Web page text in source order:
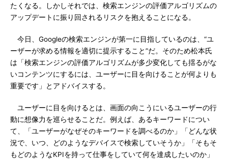
たくなる。しかしそれでは、検索エンジンの評価アルゴリズムの
アップデートに振り回されるリスクを抱えることになる。
今日、Googleの検索エンジンが第一に目指しているのは、“ユ
ーザーが求める情報を適切に提示すること”だ。そのため松本氏
は「検索エンジンの評価アルゴリズムが多少変化しても揺るがな
いコンテンツにするには、ユーザーに目を向けることが何よりも
重要です」とアドバイスする。
ユーザーに目を向けるとは、画面の向こうにいるユーザーの行
動に想像力を巡らせることだ。例えば、あるキーワードについ
て、「ユーザーがなぜそのキーワードを調べるのか」「どんな状
況で、いつ、どのようなデバイスで検索していそうか」「そもそ
もどのようなKPIを持って仕事をしていて何を達成したいのか」